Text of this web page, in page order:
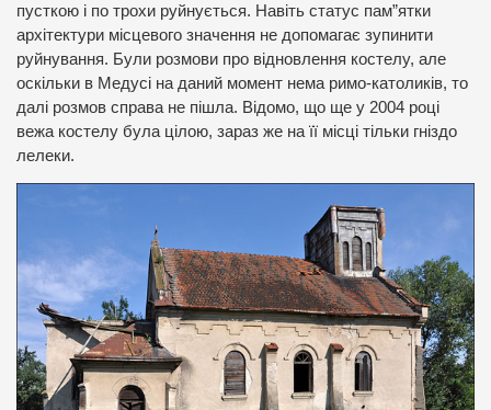
пусткою і по трохи руйнується. Навіть статус пам”ятки
архітектури місцевого значення не допомагає зупинити
руйнування. Були розмови про відновлення костелу, але
оскільки в Медусі на даний момент нема римо-католиків, то
далі розмов справа не пішла. Відомо, що ще у 2004 році
вежа костелу була цілою, зараз же на її місці тільки гніздо
лелеки.